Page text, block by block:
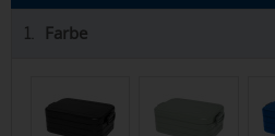
1. Farbe